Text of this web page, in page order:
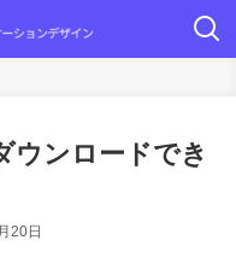
ウンロードでき
20日